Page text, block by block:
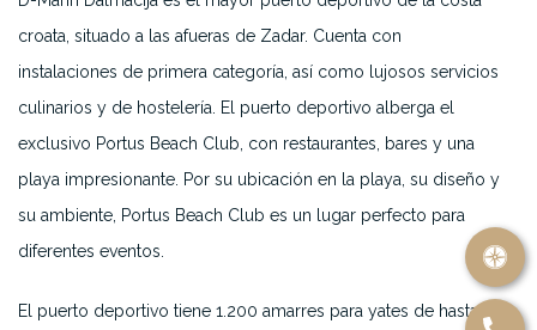
croata, situado a las afueras de Zadar. Cuenta con
instalaciones de primera categoría, así como lujosos servicios
culinarios y de hostelería. El puerto deportivo alberga el
exclusivo Portus Beach Club, con restaurantes, bares y una
playa impresionante. Por su ubicación en la playa, su diseño y
su ambiente, Portus Beach Club es un lugar perfecto para
diferentes eventos.
El puerto deportivo tiene 1.200 amarres para yates de hasta